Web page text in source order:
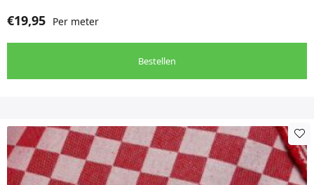
€19,95 Per meter
Bestellen